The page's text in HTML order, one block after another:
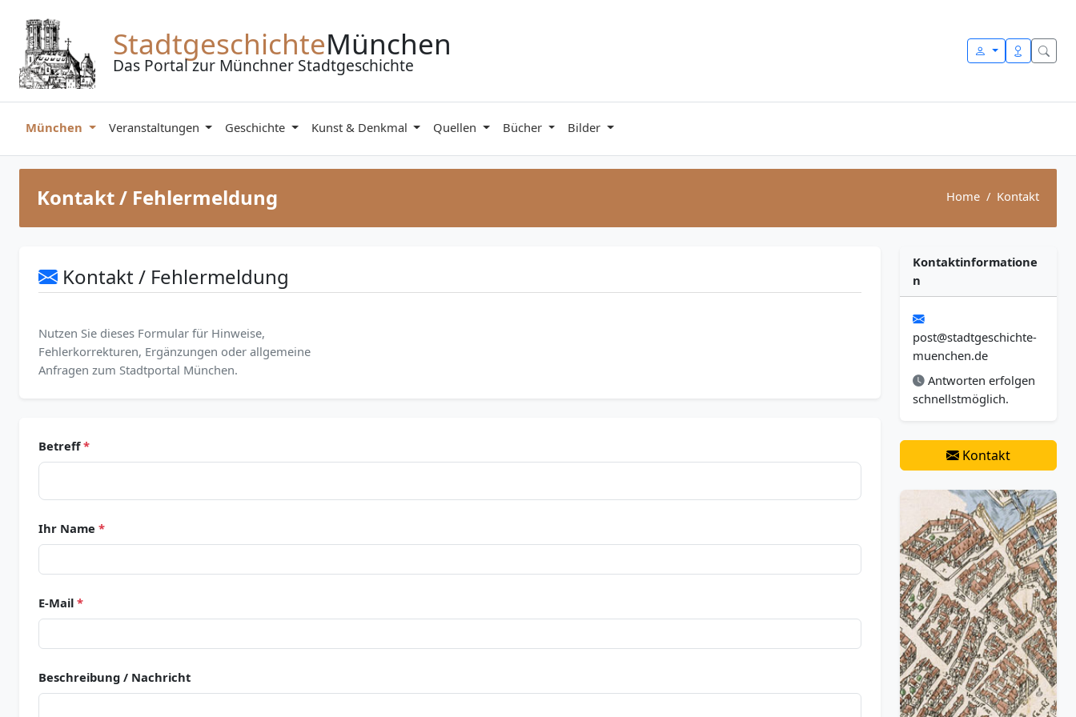
StadtgeschichteMünchen
Das Portal zur Münchner Stadtgeschichte
München Veranstaltungen Geschichte Kunst & Denkmal Quellen Bücher Bilder
Kontakt / Fehlermeldung Home Kontakt
Kontakt / Fehlermeldung
Nutzen Sie dieses Formular für Hinweise,
Fehlerkorrekturen, Ergänzungen oder allgemeine
Anfragen zum Stadtportal München.
Betreff*
Ihr Name *
E-Mail *
Beschreibung / Nachricht
Kontaktinformatione
n
post@stadtgeschichte-
muenchen.de
Antworten erfolgen
schnellstmöglich.
Kontakt